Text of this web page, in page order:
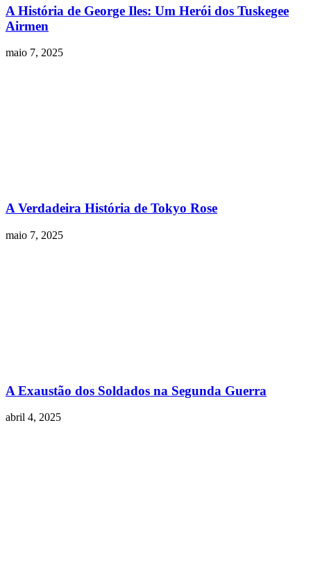
A História de George Iles: Um Herói dos Tuskegee
Airmen
maio 7, 2025
A Verdadeira História de Tokyo Rose
maio 7, 2025
A Exaustão dos Soldados na Segunda Guerra
abril 4, 2025